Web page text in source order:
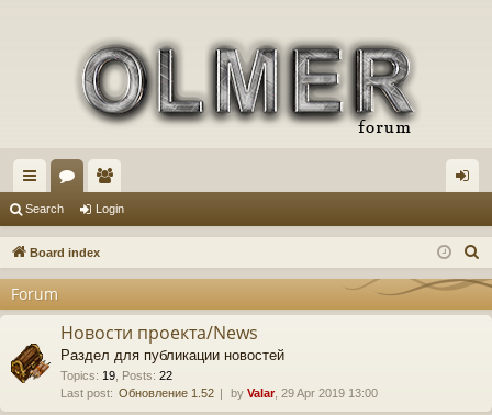
ui
ck
ks
or
u
s
e
m
rs
in
Search Login
Board index
Forum
Новости проекта/News
Раздел для публикации новостей
Topics: 19 Posts: 22
Last post: Обновление 1.52 by Valar, 29 Apr 2019 13:00